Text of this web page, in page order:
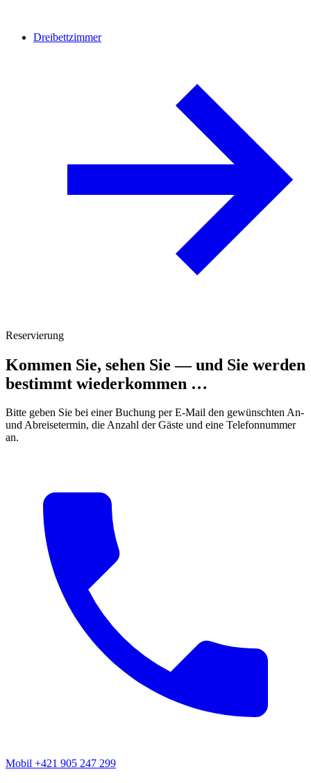
Dreibettzimmer
Reservierung
Kommen Sie, sehen Sie — und Sie werden
bestimmt wiederkommen …
Bitte geben Sie bei einer Buchung per E-Mail den gewünschten An-
und Abreisetermin, die Anzahl der Gäste und eine Telefonnummer
an.
Mobil +421 905 247 299